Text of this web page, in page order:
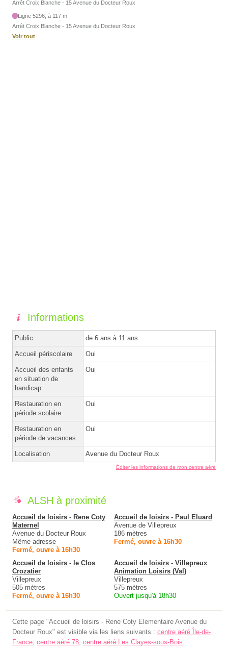
Arrêt Croix Blanche - 15 Avenue du Docteur Roux
Ligne 5296, à 117 m
Arrêt Croix Blanche - 15 Avenue du Docteur Roux
Voir tout
Informations
Public de 6 ans à 11 ans
Accueil périscolaire Oui
Accueil des enfants
en situation de
handicap
Oui
Restauration en
période scolaire
Oui
Restauration en
période de vacances
Oui
Localisation Avenue du Docteur Roux
Éditer les informations de mon centre aéré
ALSH à proximité
Accueil de loisirs - Rene Coty
Maternel
Avenue du Docteur Roux
Même adresse
Fermé, ouvre à 16h30
Accueil de loisirs - Paul Eluard
Avenue de Villepreux
186 mètres
Fermé, ouvre à 16h30
Accueil de loisirs - le Clos
Crozatier
Villepreux
505 mètres
Fermé, ouvre à 16h30
Accueil de loisirs - Villepreux
Animation Loisirs (Val)
Villepreux
575 mètres
Ouvert jusqu'à 18h30
Cette page "Accueil de loisirs - Rene Coty Elementaire Avenue du
Docteur Roux" est visible via les liens suivants : centre aéré Île-de-
France, centre aéré 78, centre aéré Les Clayes-sous-Bois.